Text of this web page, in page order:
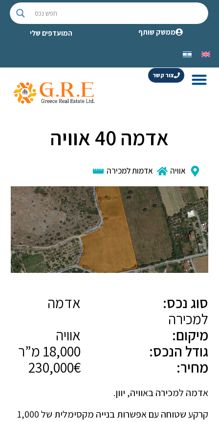
ממשק שותף המועדפים שלי
צור קשר
אדמה 40 אוויה
אוויה אדמות למכירה
סוג נכס:
אדמה
למכירה
מיקום:
אוויה
גודל הנכס:
מחיר:
230,000€
אדמה למכירה באוויה, יוון.
קרקע שטוחה עם אפשרות בנייה מקסימלית של 1,000